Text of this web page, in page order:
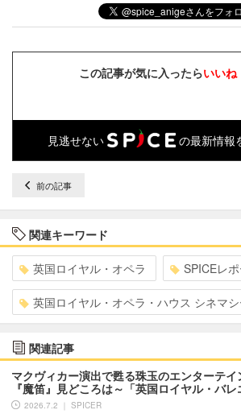
この記事が気に入ったらいいね
見逃せない の最新情報
前の記事
関連キーワード
英国ロイヤル・オペラ SPICEレポ
英国ロイヤル・オペラ・ハウス シネマ
関連記事
マクヴィカー演出で甦る珠玉のエンターテイ
『魔笛』見どころは～「英国ロイヤル・バ
2026.7.2 ｜ SPICER